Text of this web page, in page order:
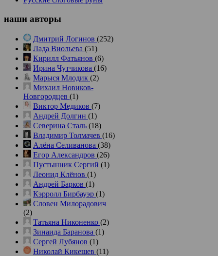
наши авторы
Дмитрий Логинов (252)
Лада Виольева (51)
Кирилл Фатьянов (6)
Ирина Чутчикова (16)
Марыся Млодик (2)
Михаил Новиков-
Новгородцев (1)
Виктор Медиков (7)
Андрей Долгин (1)
Северина Сталь (18)
Владимир Толмачев (16)
Алёна Селиванова (38)
Егор Александров (26)
Пустынник Сергий (1)
Леонид Клёнов (1)
Андрей Барков (1)
Кэрролл Бирбауэр (1)
Словен Милорадович
(2)
Татьяна Никоненко (2)
Зинаида Баранова (1)
Сергей Лубянов (1)
Николай Кикешев (11)